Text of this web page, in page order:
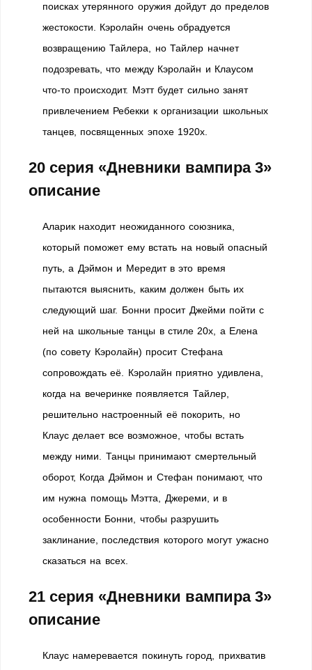
поисках утерянного оружия дойдут до пределов
жестокости. Кэролайн очень обрадуется
возвращению Тайлера, но Тайлер начнет
подозревать, что между Кэролайн и Клаусом
что-то происходит. Мэтт будет сильно занят
привлечением Ребекки к организации школьных
танцев, посвященных эпохе 1920х.
20 серия «Дневники вампира 3»
описание
Аларик находит неожиданного союзника,
который поможет ему встать на новый опасный
путь, а Дэймон и Мередит в это время
пытаются выяснить, каким должен быть их
следующий шаг. Бонни просит Джейми пойти с
ней на школьные танцы в стиле 20х, а Елена
(по совету Кэролайн) просит Стефана
сопровождать её. Кэролайн приятно удивлена,
когда на вечеринке появляется Тайлер,
решительно настроенный её покорить, но
Клаус делает все возможное, чтобы встать
между ними. Танцы принимают смертельный
оборот, Когда Дэймон и Стефан понимают, что
им нужна помощь Мэтта, Джереми, и в
особенности Бонни, чтобы разрушить
заклинание, последствия которого могут ужасно
сказаться на всех.
21 серия «Дневники вампира 3»
описание
Клаус намеревается покинуть город, прихватив